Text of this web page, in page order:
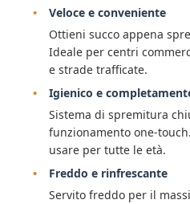
Veloce e conveniente
Ottieni succo appena
Ideale per centri
e strade trafficate.
Igienico e
Sistema di spremitura
funzionamento one-
usare per tutte le età.
Freddo e rinfrescante
Servito freddo per il